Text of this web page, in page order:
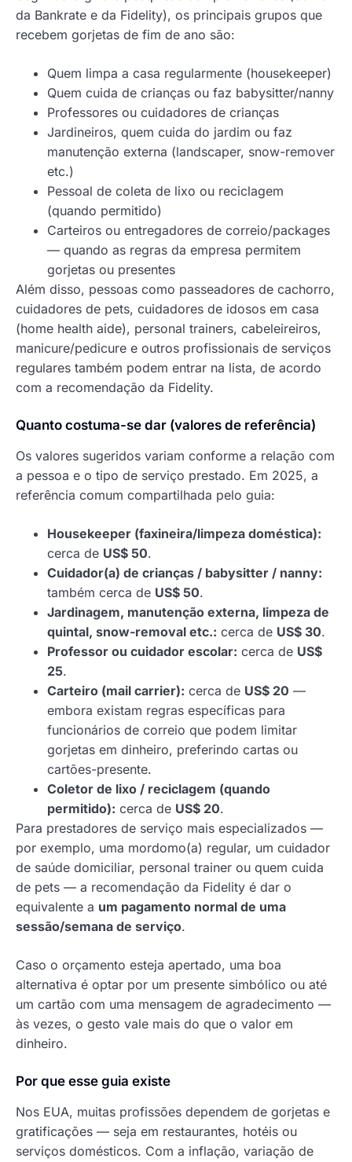
da Bankrate e da Fidelity), os principais grupos que
recebem gorjetas de fim de ano são:
Quem limpa a casa regularmente (housekeeper)
Quem cuida de crianças ou faz babysitter/nanny
Professores ou cuidadores de crianças
Jardineiros, quem cuida do jardim ou faz
manutenção externa (landscaper, snow-remover
etc.)
Pessoal de coleta de lixo ou reciclagem
(quando permitido)
Carteiros ou entregadores de correio/packages
— quando as regras da empresa permitem
gorjetas ou presentes
Além disso, pessoas como passeadores de cachorro,
cuidadores de pets, cuidadores de idosos em casa
(home health aide), personal trainers, cabeleireiros,
manicure/pedicure e outros profissionais de serviços
regulares também podem entrar na lista, de acordo
com a recomendação da Fidelity.
Quanto costuma-se dar (valores de referência)
Os valores sugeridos variam conforme a relação com
a pessoa e o tipo de serviço prestado. Em 2025, a
referência comum compartilhada pelo guia:
Housekeeper (faxineira/limpeza doméstica):
cerca de US$ 50.
Cuidador(a) de crianças / babysitter / nanny:
também cerca de US$ 50.
Jardinagem, manutenção externa, limpeza de
quintal, snow-removal etc.: cerca de US$ 30.
Professor ou cuidador escolar: cerca de US$
25.
Carteiro (mail carrier): cerca de US$ 20 —
embora existam regras específicas para
funcionários de correio que podem limitar
gorjetas em dinheiro, preferindo cartas ou
cartões-presente.
Coletor de lixo / reciclagem (quando
permitido): cerca de US$ 20.
Para prestadores de serviço mais especializados —
por exemplo, uma mordomo(a) regular, um cuidador
de saúde domiciliar, personal trainer ou quem cuida
de pets — a recomendação da Fidelity é dar o
equivalente a um pagamento normal de uma
sessão/semana de serviço.
Caso o orçamento esteja apertado, uma boa
alternativa é optar por um presente simbólico ou até
um cartão com uma mensagem de agradecimento —
às vezes, o gesto vale mais do que o valor em
dinheiro.
Por que esse guia existe
Nos EUA, muitas profissões dependem de gorjetas e
gratificações — seja em restaurantes, hotéis ou
serviços domésticos. Com a inflação, variação de